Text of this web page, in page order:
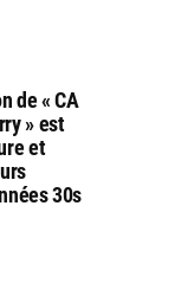
de « CA
» est
et
30s